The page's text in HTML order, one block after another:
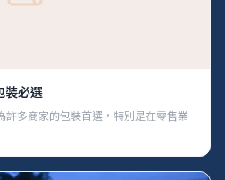
裝必選
許多商家的包裝首選，特別是在零售業